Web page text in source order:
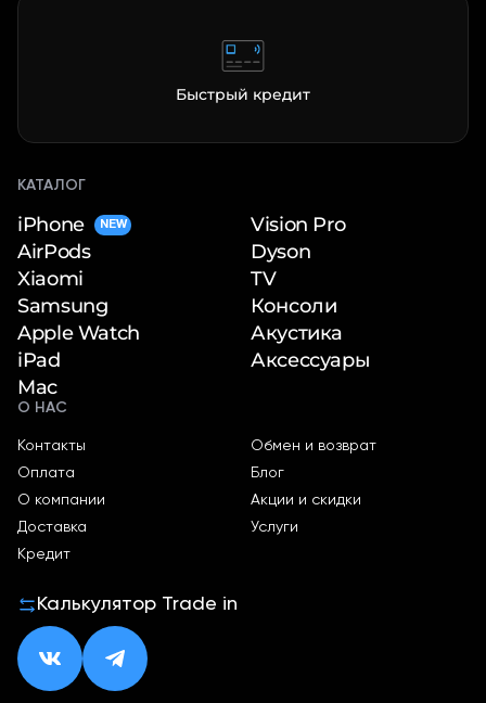
Быстрый кредит
КАТАЛОГ
iPhone NEW
AirPods
Xiaomi
Samsung
Apple Watch
iPad
Mac
Vision Pro
Dyson
TV
Консоли
Акустика
Аксессуары
О НАС
Контакты
Оплата
О компании
Доставка
Кредит
Обмен и возврат
Блог
Акции и скидки
Услуги
Калькулятор Trade in